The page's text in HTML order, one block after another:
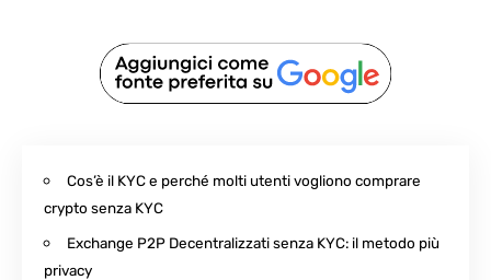
Cos’è il KYC e perché molti utenti vogliono comprare
crypto senza KYC
Exchange P2P Decentralizzati senza KYC: il metodo più
privacy